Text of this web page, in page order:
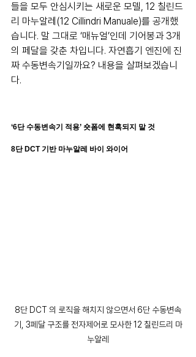
들을 모두 안심시키는 새로운 모델, 12 칠린드
리 마누알레(12 Cillindri Manuale)를 공개했
습니다. 말 그대로 ‘매뉴얼’인데 기어봉과 3개
의 페달을 갖춘 차입니다. 자연흡기 엔진에 진
짜 수동변속기일까요? 내용을 살펴보겠습니
다.
‘6단 수동변속기 적용’ 숏폼에 현혹되지 말 것
8단 DCT 기반 마누알레 바이 와이어
8단 DCT 의 로직을 해치지 않으면서 6단 수동변속
기, 3페달 구조를 전자제어로 모사한 12 칠린드리 마
누알레